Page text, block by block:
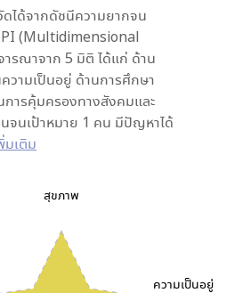
ได้จากดัชนีความยากจน
(Multidimensional
รณาจาก 5 มิติ ได้แก่ ด้าน
วามเป็นอยู่ ด้านการศึกษา
การคุ้มครองทางสังคมและ
จนเป้าหมาย 1 คน มีปัญหาได้
มเติม
สุขภาพ
ความเป็นอยู่